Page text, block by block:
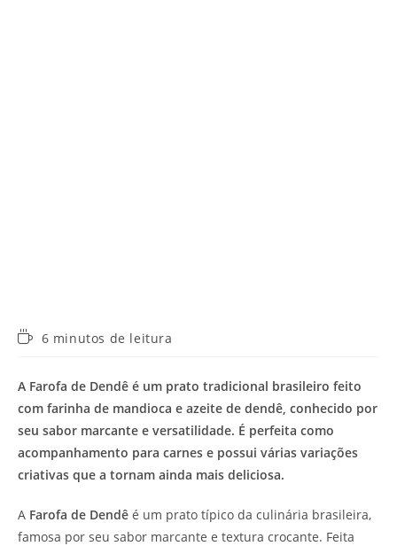
Tempo6 minutos de leitura
A Farofa de Dendê é um prato tradicional brasileiro feito
com farinha de mandioca e azeite de dendê, conhecido por
seu sabor marcante e versatilidade. É perfeita como
acompanhamento para carnes e possui várias variações
criativas que a tornam ainda mais deliciosa.
A Farofa de Dendê é um prato típico da culinária brasileira,
famosa por seu sabor marcante e textura crocante. Feita